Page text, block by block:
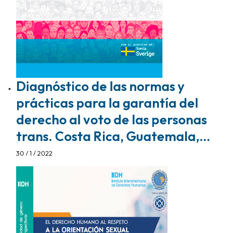
Diagnóstico de las normas y
prácticas para la garantía del
derecho al voto de las personas
trans. Costa Rica, Guatemala,…
30 / 1 / 2022